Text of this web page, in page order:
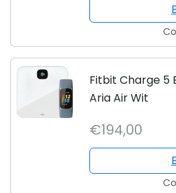
Fitbit Charge 5
Aria Air Wit
€194,00